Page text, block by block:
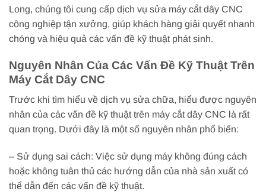
Long, chúng tôi cung cấp dịch vụ sửa máy cắt dây CNC
công nghiệp tận xưởng, giúp khách hàng giải quyết nhanh
chóng và hiệu quả các vấn đề kỹ thuật phát sinh.
Nguyên Nhân Của Các Vấn Đề Kỹ Thuật Trên
Máy Cắt Dây CNC
Trước khi tìm hiểu về dịch vụ sửa chữa, hiểu được nguyên
nhân của các vấn đề kỹ thuật trên máy cắt dây CNC là rất
quan trọng. Dưới đây là một số nguyên nhân phổ biến:
– Sử dụng sai cách: Việc sử dụng máy không đúng cách
hoặc không tuân thủ các hướng dẫn của nhà sản xuất có
thể dẫn đến các vấn đề kỹ thuật.